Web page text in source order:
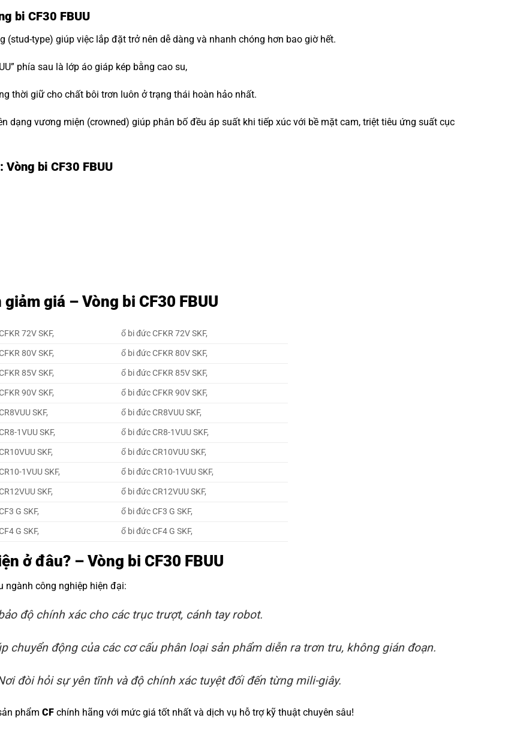
bi CF30 FBUU
(stud-type) giúp việc lắp đặt trở nên dễ dàng và nhanh chóng hơn bao giờ hết.
phía sau là lớp áo giáp kép bằng cao su,
thời giữ cho chất bôi trơn luôn ở trạng thái hoàn hảo nhất.
dạng vương miện (crowned) giúp phân bố đều áp suất khi tiếp xúc với bề mặt cam, triệt tiêu ứng suất cục
bi CF30 FBUU
giá – Vòng bi CF30 FBUU
72V SKF,
ổ bi đức CFKR 72V SKF,
80V SKF,
ổ bi đức CFKR 80V SKF,
85V SKF,
ổ bi đức CFKR 85V SKF,
90V SKF,
ổ bi đức CFKR 90V SKF,
SKF,
ổ bi đức CR8VUU SKF,
1VUU SKF,
ổ bi đức CR8-1VUU SKF,
SKF,
ổ bi đức CR10VUU SKF,
1VUU SKF,
ổ bi đức CR10-1VUU SKF,
SKF,
ổ bi đức CR12VUU SKF,
G SKF,
ổ bi đức CF3 G SKF,
G SKF, ổ bi đức CF4 G SKF,
ở đâu? – Vòng bi CF30 FBUU
ngành công nghiệp hiện đại:
độ chính xác cho các trục trượt, cánh tay robot.
chuyển động của các cơ cấu phân loại sản phẩm diễn ra trơn tru, không gián đoạn.
đòi hỏi sự yên tĩnh và độ chính xác tuyệt đối đến từng mili-giây.
phẩm CF chính hãng với mức giá tốt nhất và dịch vụ hỗ trợ kỹ thuật chuyên sâu!